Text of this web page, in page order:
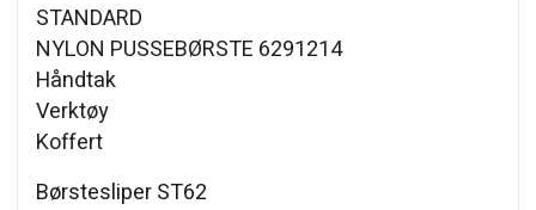
STANDARD
NYLON PUSSEBØRSTE 6291214
Håndtak
Verktøy
Koffert
Børstesliper ST62